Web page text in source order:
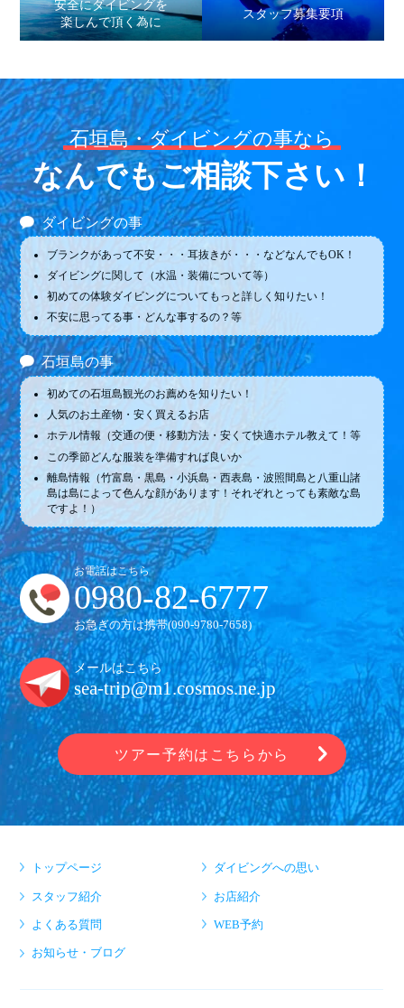
安全にダイビングを
楽しんで頂く為に
スタッフ募集要項
石垣島・ダイビングの事なら
なんでもご相談下さい！
ダイビングの事
ブランクがあって不安・・・耳抜きが・・・などなんでもOK！
ダイビングに関して（水温・装備について等）
初めての体験ダイビングについてもっと詳しく知りたい！
不安に思ってる事・どんな事するの？等
石垣島の事
初めての石垣島観光のお薦めを知りたい！
人気のお土産物・安く買えるお店
ホテル情報（交通の便・移動方法・安くて快適ホテル教えて！等
この季節どんな服装を準備すれば良いか
離島情報（竹富島・黒島・小浜島・西表島・波照間島と八重山諸
島は島によって色んな顔があります！それぞれとっても素敵な島
ですよ！）
お電話はこちら
0980-82-6777
お急ぎの方は携帯(090-9780-7658)
メールはこちら
sea-trip@m1.cosmos.ne.jp
ツアー予約はこちらから
トップページ ダイビングへの思い
スタッフ紹介 お店紹介
よくある質問 WEB予約
お知らせ・ブログ